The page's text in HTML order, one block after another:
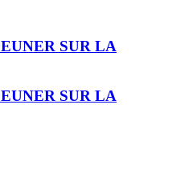
SUR LA
SUR LA